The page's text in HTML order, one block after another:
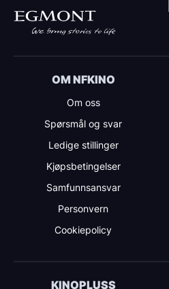
OM NFKINO
Om oss
Spørsmål og svar
Ledige stillinger
Kjøpsbetingelser
Samfunnsansvar
Personvern
Cookiepolicy
KINOPLUSS